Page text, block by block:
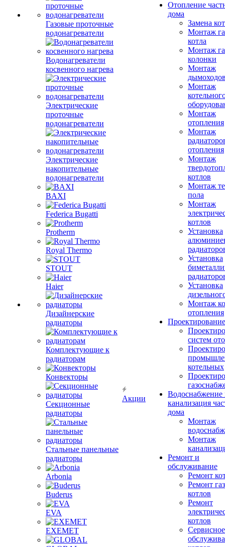
Газовые проточные
водонагреватели
Водонагреватели
косвенного нагрева
Электрические
проточные
водонагреватели
Электрические
накопительные
водонагреватели
BAXI
Federica Bugatti
Protherm
Royal Thermo
STOUT
Haier
Дизайнерские
радиаторы
Комплектующие к
радиаторам
Конвекторы
Секционные
радиаторы
Стальные панельные
радиаторы
Arbonia
Buderus
EVA
EXEMET
Акции
Отопление
дома
Замена
Монтаж
котла
Монтаж
колонки
Монтаж
Монтаж
Монтаж
отопления
Монтаж
отопления
Монтаж
котлов
Монтаж
пола
Монтаж
котлов
Установка
Установка
Установка
Монтаж
отопления
Проектирование
систем
котельных
Водоснабжение
канализация
дома
Монтаж
Монтаж
Ремонт и
обслуживание
Ремонт
Ремонт
котлов
Ремонт
котлов
Сервисное